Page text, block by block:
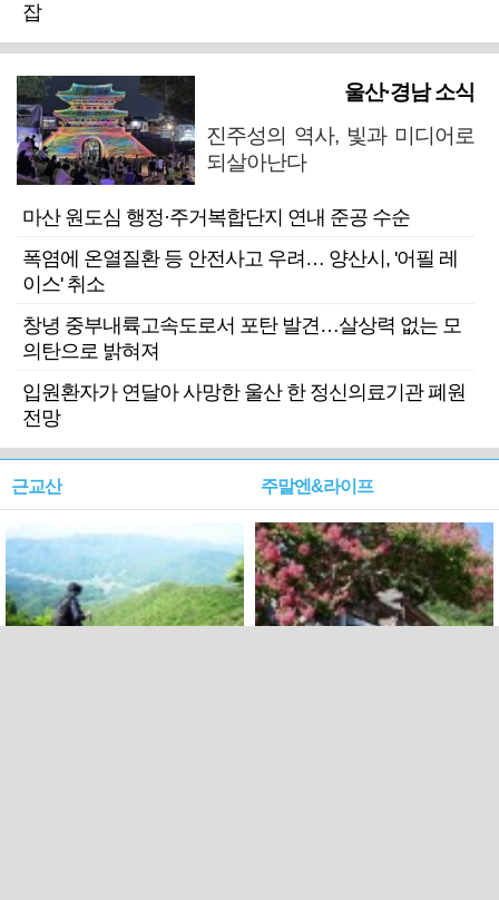
잡
울산·경남 소식
진주성의 역사, 빛과 미디어로
되살아난다
마산 원도심 행정·주거복합단지 연내 준공 수순
폭염에 온열질환 등 안전사고 우려… 양산시, '어필 레
이스' 취소
창녕 중부내륙고속도로서 포탄 발견…살상력 없는 모
의탄으로 밝혀져
입원환자가 연달아 사망한 울산 한 정신의료기관 폐원
전망
근교산 주말엔&라이프